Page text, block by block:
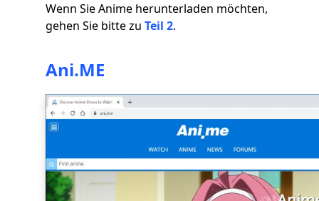
Wenn Sie Anime herunterladen möchten,
gehen Sie bitte zu Teil 2.
Ani.ME